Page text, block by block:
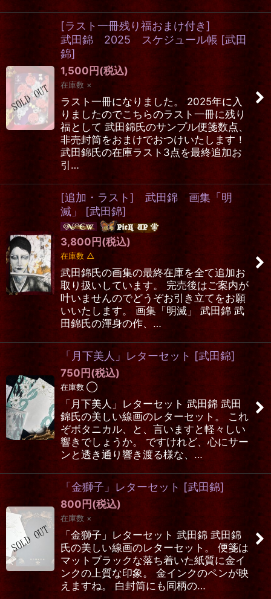
[ラスト一冊残り福おまけ付き]
武田錦 2025 スケジュール帳 [武田
錦]
1,500円(税込)
在庫数 ×
ラスト一冊になりました。 2025年に入
りましたのでこちらのラスト一冊に残り
福として 武田錦氏のサンプル便箋数点、
非売封筒をおまけでおつけいたします！
武田錦氏の在庫ラスト3点を最終追加お
引…
[追加・ラスト] 武田錦 画集「明
滅」
[武田錦]
3,800円(税込)
在庫数 △
武田錦氏の画集の最終在庫を全て追加お
取り扱いしています。 完売後はご案内が
叶いませんのでどうぞお引き立てをお願
いいたします。 画集「明滅」 武田錦 武
田錦氏の渾身の作、…
「月下美人」レターセット [武田錦]
750円(税込)
在庫数 ◯
「月下美人」レターセット 武田錦 武田
錦氏の美しい線画のレターセット。 これ
ぞボタニカル、と、言いますと軽々しい
響きでしょうか。 ですけれど、心にサー
ンと透き通り響き渡る様な、…
「金獅子」レターセット [武田錦]
800円(税込)
在庫数 ×
「金獅子」レターセット 武田錦 武田錦
氏の美しい線画のレターセット。 便箋は
マットブラックな落ち着いた紙質に金イ
ンクの上質な印象。 金インクのペンが映
えますね。 白封筒にも同柄の…